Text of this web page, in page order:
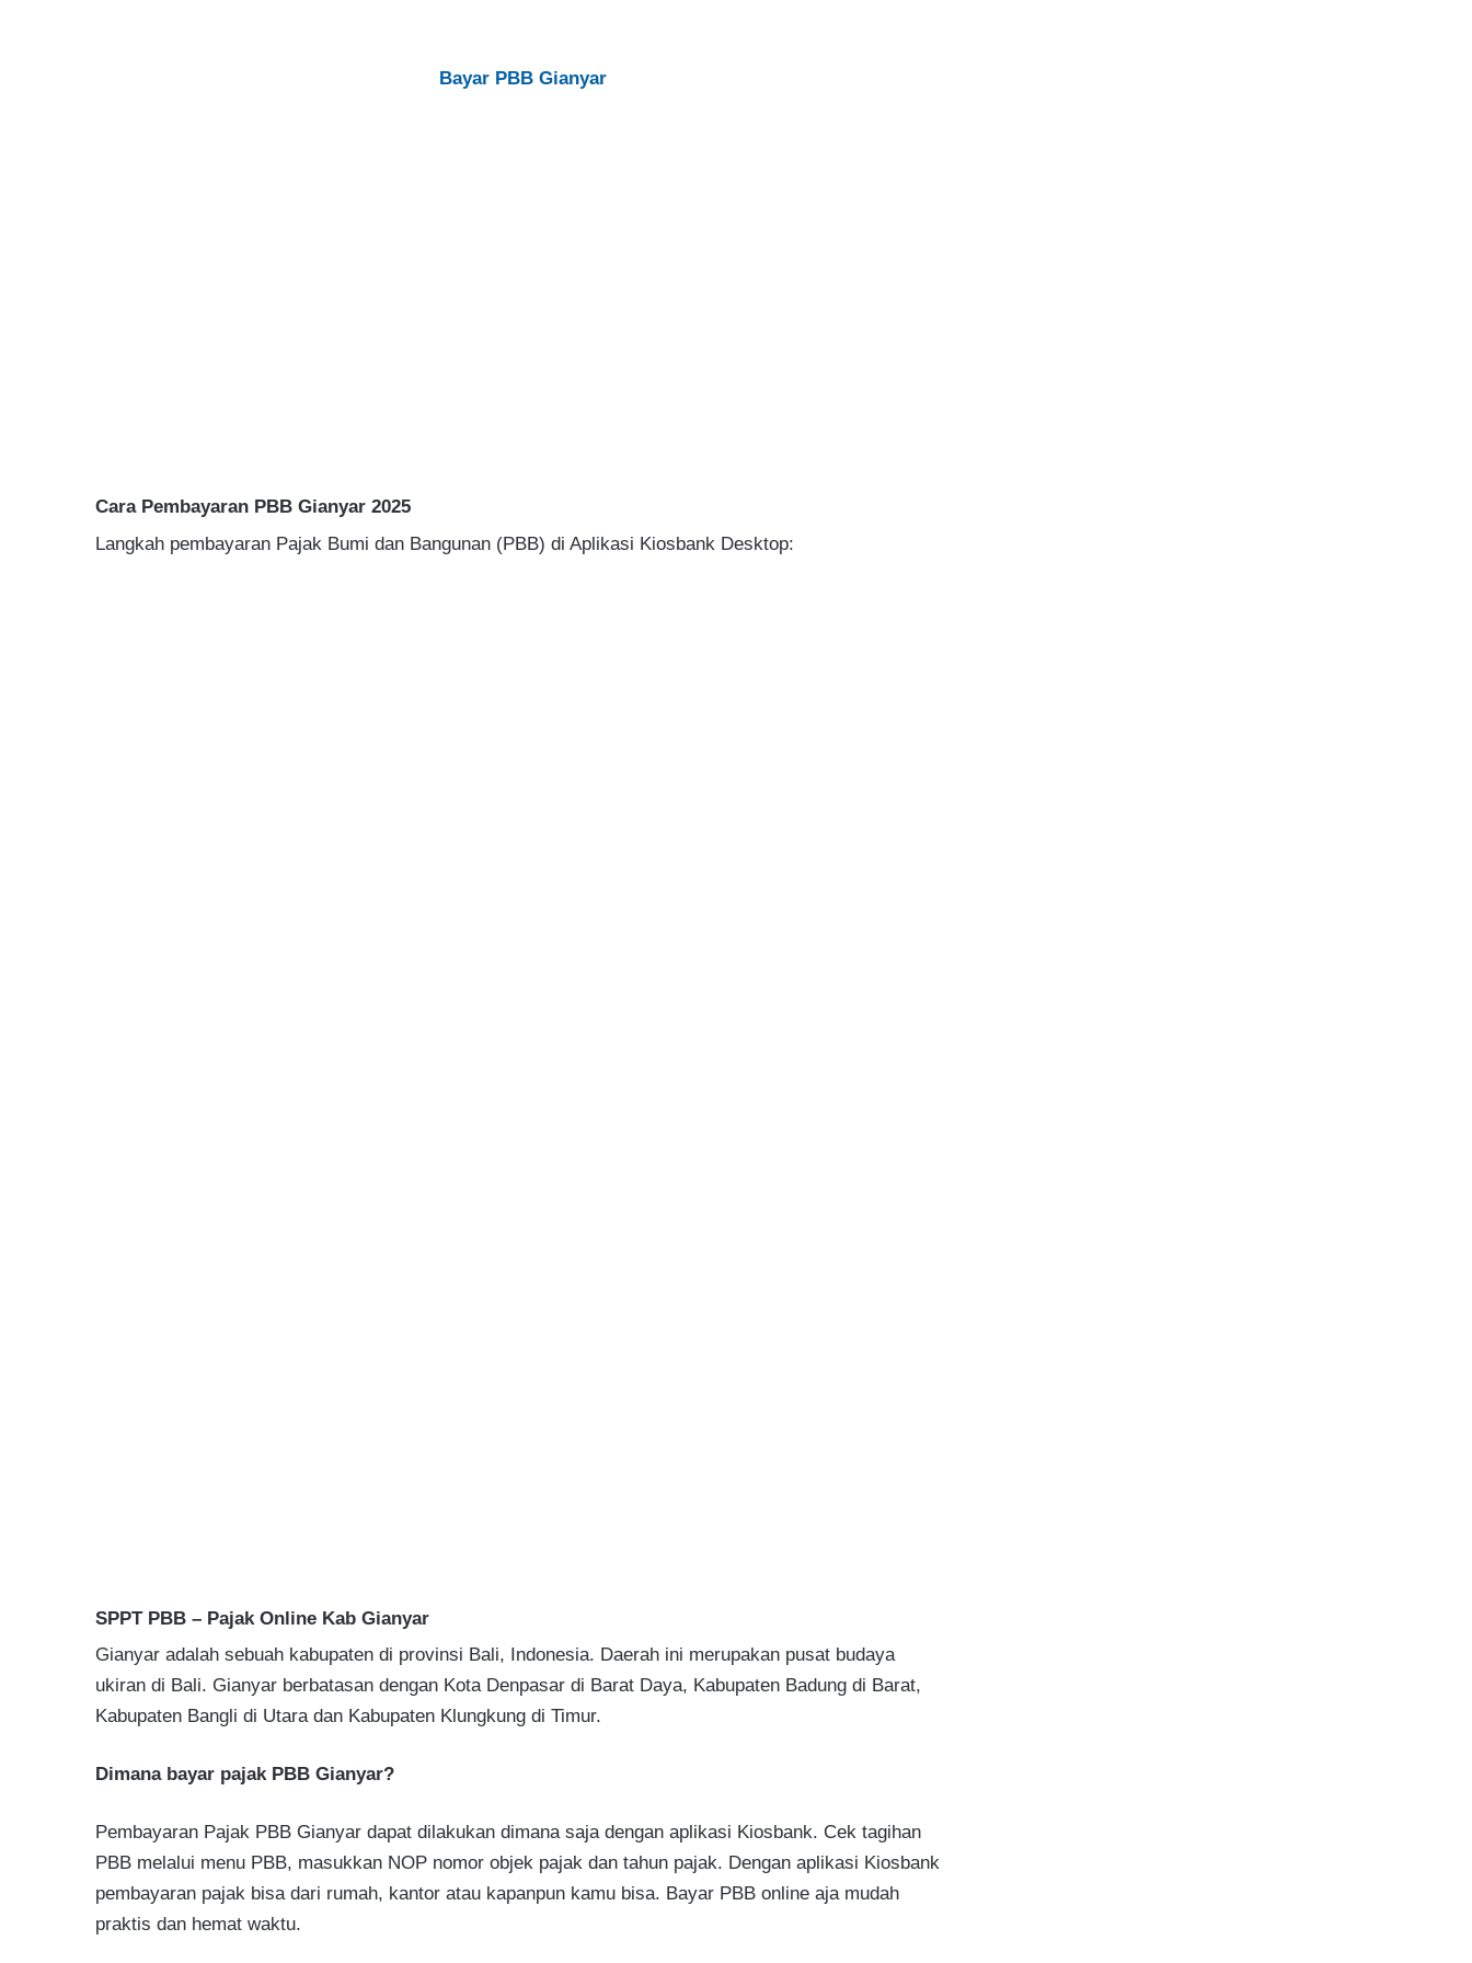
Bayar PBB Gianyar
Cara Pembayaran PBB Gianyar 2025
Langkah pembayaran Pajak Bumi dan Bangunan (PBB) di Aplikasi Kiosbank Desktop:
SPPT PBB – Pajak Online Kab Gianyar
Gianyar adalah sebuah kabupaten di provinsi Bali, Indonesia. Daerah ini merupakan pusat budaya
ukiran di Bali. Gianyar berbatasan dengan Kota Denpasar di Barat Daya, Kabupaten Badung di Barat,
Kabupaten Bangli di Utara dan Kabupaten Klungkung di Timur.
Dimana bayar pajak PBB Gianyar?
Pembayaran Pajak PBB Gianyar dapat dilakukan dimana saja dengan aplikasi Kiosbank. Cek tagihan
PBB melalui menu PBB, masukkan NOP nomor objek pajak dan tahun pajak. Dengan aplikasi Kiosbank
pembayaran pajak bisa dari rumah, kantor atau kapanpun kamu bisa. Bayar PBB online aja mudah
praktis dan hemat waktu.